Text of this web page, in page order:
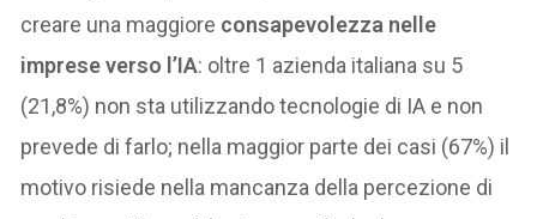
creare una maggiore consapevolezza nelle
imprese verso l’IA: oltre 1 azienda italiana su 5
(21,8%) non sta utilizzando tecnologie di IA e non
prevede di farlo; nella maggior parte dei casi (67%) il
motivo risiede nella mancanza della percezione di